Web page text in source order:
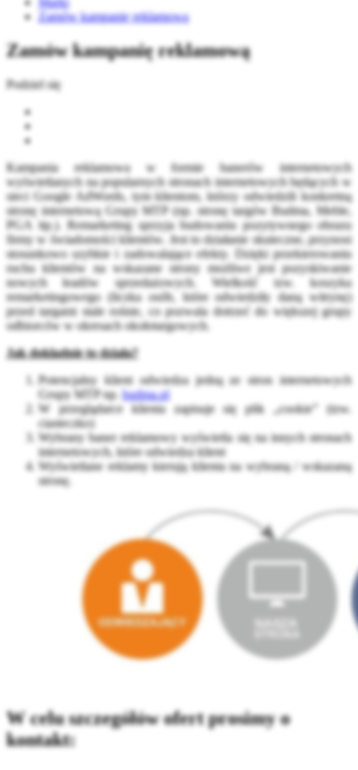
Zamów kampanię reklamową
Zamów kampanię reklamową
Podziel się
Kampania reklamowa w formie banerów internetowych
wyświetlanych na popularnych stronach internetowych będących w
sieci Google AdWords, tym klientom, którzy odwiedzili konkretną
stronę internetową Grupy MTP (np. stronę targów Budma, Meble,
PGA itp.). Remarketing sprzyja budowaniu pozytywnego obrazu
firmy w świadomości klientów. Jest to działanie skuteczne, przynosi
stosunkowo szybkie i zadowalające efekty. Dzięki przekierowaniu
ruchu klientów na wskazane strony możliwe jest pozyskiwanie
nowych leadów sprzedażowych. Wielkość tzw. koszyka
remarketingowego (liczka osób, które odwiedziły daną witrynę)
przed targami stale rośnie, co pozwala dotrzeć do większej grupy
odbiorców w okresach okołotargowych.
Jak dokładnie to działa?
Potencjalny klient odwiedza jedną ze stron internetowych
Grupy MTP np. budma.pl
W przeglądarce klienta zapisuje się plik „cookie” (tzw.
ciasteczko)
Wybrany baner reklamowy wyświetla się na innych stronach
internetowych, które odwiedza klient
Wyświetlane reklamy kierują klienta na wybraną / wskazaną
stronę.
W celu szczegółów ofert prosimy o
kontakt: